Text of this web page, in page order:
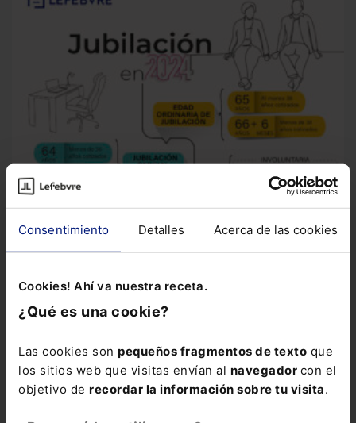
Consentimiento Detalles Acerca de las cookies
Cookies! Ahí va nuestra receta.
¿Qué es una cookie?
Las cookies son pequeños fragmentos de texto que
los sitios web que visitas envían al navegador con el
objetivo de recordar la información sobre tu visita.
InfografíaJubilación en 2024En 2024 los requisitos para
poder acceder a la jubilación anticipada han cambiado. A...